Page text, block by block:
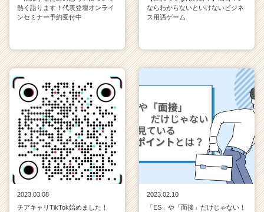
熱く語ります！代表登壇オンライ
ンセミナー予約受付中
ならわからないといけないビジネ
ス用語ゲーム
2023.03.08
チアキャリTikTok始めました！
2023.02.10
「ES」や「面接」だけじゃない！